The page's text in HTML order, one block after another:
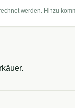
werden. Hinzu